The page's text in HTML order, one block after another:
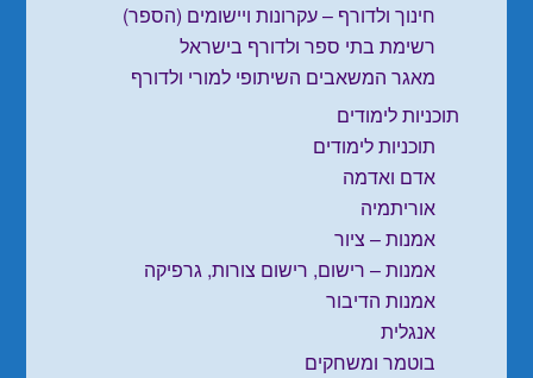
חינוך ולדורף – עקרונות ויישומים (הספר)
רשימת בתי ספר ולדורף בישראל
מאגר המשאבים השיתופי למורי ולדורף
תוכניות לימודים
תוכניות לימודים
אדם ואדמה
אוריתמיה
אמנות – ציור
אמנות – רישום, רישום צורות, גרפיקה
אמנות הדיבור
אנגלית
בוטמר ומשחקים